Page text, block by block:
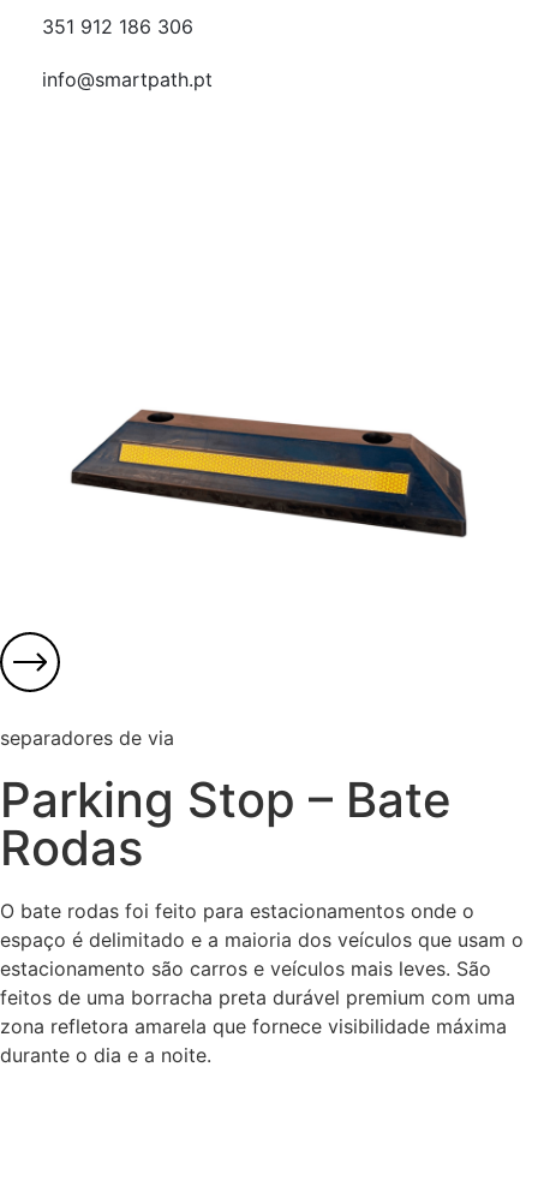
351 912 186 306
info@smartpath.pt
separadores de via
Parking Stop – Bate
Rodas
O bate rodas foi feito para estacionamentos onde o
espaço é delimitado e a maioria dos veículos que usam o
estacionamento são carros e veículos mais leves. São
feitos de uma borracha preta durável premium com uma
zona refletora amarela que fornece visibilidade máxima
durante o dia e a noite.